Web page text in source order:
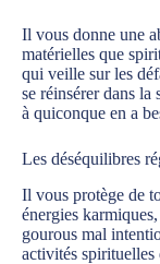
Il vous donne une
matérielles que
qui veille sur les
se réinsérer dans la
à quiconque en a
Les déséquilibres
Il vous protège de
énergies
gourous mal
activités spirituelles